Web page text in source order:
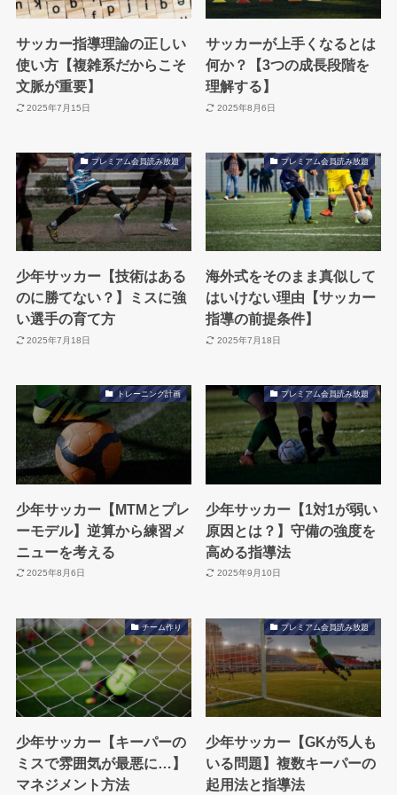
サッカー指導理論の正しい
使い方【複雑系だからこそ
文脈が重要】
2025年7月15日
サッカーが上手くなるとは
何か？【3つの成長段階を
理解する】
2025年8月6日
プレミアム会員読み放題
少年サッカー【技術はある
のに勝てない？】ミスに強
い選手の育て方
2025年7月18日
プレミアム会員読み放題
海外式をそのまま真似して
はいけない理由【サッカー
指導の前提条件】
2025年7月18日
トレーニング計画
少年サッカー【MTMとプレ
ーモデル】逆算から練習メ
ニューを考える
2025年8月6日
プレミアム会員読み放題
少年サッカー【1対1が弱い
原因とは？】守備の強度を
高める指導法
2025年9月10日
チーム作り
少年サッカー【キーパーの
ミスで雰囲気が最悪に…】
マネジメント方法
プレミアム会員読み放題
少年サッカー【GKが5人も
いる問題】複数キーパーの
起用法と指導法